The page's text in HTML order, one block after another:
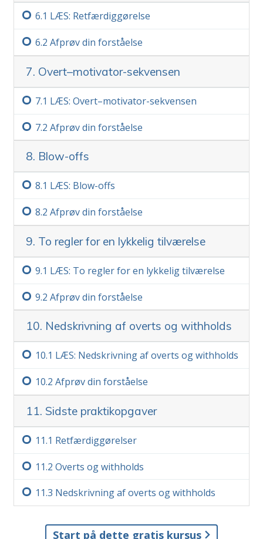
LÆS: Retfærdiggørelse
Afprøv din forståelse
7. Overt–motivator-sekvensen
LÆS: Overt–motivator-sekvensen
Afprøv din forståelse
8. Blow-offs
LÆS: Blow-offs
Afprøv din forståelse
9. To regler for en lykkelig tilværelse
LÆS: To regler for en lykkelig tilværelse
Afprøv din forståelse
10. Nedskrivning af overts og withholds
LÆS: Nedskrivning af overts og withholds
Afprøv din forståelse
11. Sidste praktikopgaver
Retfærdiggørelser
Overts og withholds
Nedskrivning af overts og withholds
Start på dette gratis kursus